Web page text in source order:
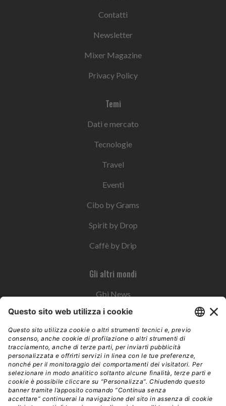
Contatti
Newsletter
Mixer Magazine
Privacy Policy
Temi
Dati e mercato
Tecnologie
Travel
Eventi
Cibo by Grams
Spirit by Drop
Caffè by Drip
Gli altri mondi
Gbi News
Instoremag
Esplora il gruppo
Edra Edizioni
Edizioni LSWR
LSWR Group